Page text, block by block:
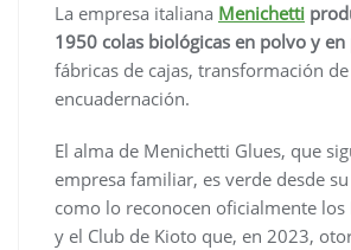
La empresa italiana Menichetti
1950 colas biológicas en polvo y en
fábricas de cajas, transformación
encuadernación.
El alma de Menichetti Glues, que
empresa familiar, es verde desde
como lo reconocen oficialmente los
y el Club de Kioto que, en 2023,